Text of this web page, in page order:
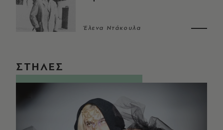
Έλενα Ντάκουλα
ΣΤΗΛΕΣ